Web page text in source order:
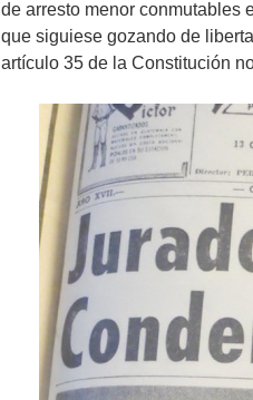
de arresto menor conmutables
que siguiese gozando de
artículo 35 de la Constitución